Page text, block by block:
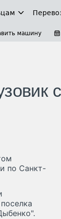
машину
по Санкт-